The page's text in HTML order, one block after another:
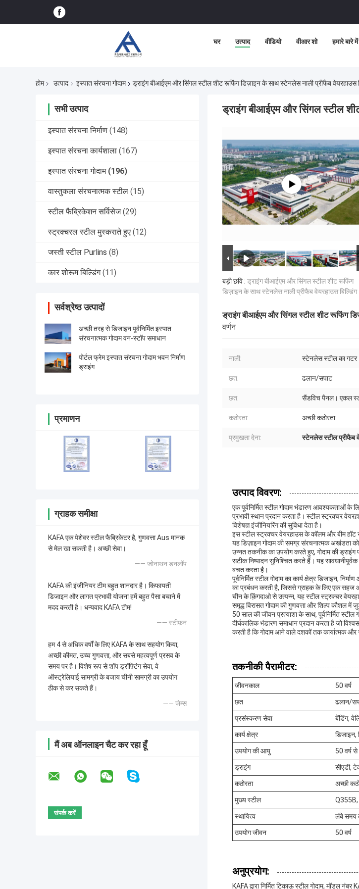
घर उत्पाद वीडियो वीआर शो हमारे बारे में
होम उत्पाद इस्पात संरचना गोदाम ड्राइंग बीआईएम और सिंगल स्टील शीट रूफिंग डिज़ाइन के साथ स्टेनलेस नाली प्रीफैब वेयरहाउस
सभी उत्पाद
इस्पात संरचना निर्माण (148)
इस्पात संरचना कार्यशाला (167)
इस्पात संरचना गोदाम (196)
वास्तुकला संरचनात्मक स्टील (15)
स्टील फैब्रिकेशन सर्विसेज (29)
स्ट्रक्चरल स्टील मुस्कराते हुए (12)
जस्ती स्टील Purlins (8)
कार शोरूम बिल्डिंग (11)
सर्वश्रेष्ठ उत्पादों
अच्छी तरह से डिजाइन पूर्वनिर्मित इस्पात
संरचनात्मक गोदाम वन-स्टॉप समाधान
पोर्टल फ्रेम इस्पात संरचना गोदाम भवन निर्माण
ड्राइंग
प्रमाणन
ग्राहक समीक्षा
KAFA एक पेशेवर स्टील फैब्रिकेटर है, गुणवत्ता Aus मानक
से मेल खा सकती है। अच्छी सेवा।
—— जोनाथन डनलॉप
KAFA की इंजीनियर टीम बहुत शानदार है। किफायती
डिजाइन और लागत प्रभावी योजना हमें बहुत पैसा बचाने में
मदद करती है। धन्यवाद KAFA टीम!
—— स्टीफ़न
हम 4 से अधिक वर्षों के लिए KAFA के साथ सहयोग किया,
अच्छी कीमत, उच्च गुणवत्ता, और सबसे महत्वपूर्ण प्रसव के
समय पर है। विशेष रूप से शॉप ड्रॉफ़्टिंग सेवा, वे
ऑस्ट्रेलियाई सामग्री के बजाय चीनी सामग्री का उपयोग
ठीक से कर सकते हैं।
—— जेम्स
मैं अब ऑनलाइन चैट कर रहा हूँ
ड्राइंग बीआईएम और सिंगल स्टील
बड़ी छवि : ड्राइंग बीआईएम और सिंगल स्टील शीट रूफिंग
डिज़ाइन के साथ स्टेनलेस नाली प्रीफैब वेयरहाउस बिल्डिंग
ड्राइंग बीआईएम और सिंगल स्टील शीट रूफिंग
वर्णन
नाली: स्टेनलेस स्टील का गटर
छत: ढलान/सपाट
छत: सैंडविच पैनल। एकल
कठोरता: अच्छी कठोरता
प्रमुखता देना: स्टेनलेस स्टील प्रीफैब
उत्पाद विवरण:
एक पूर्वनिर्मित स्टील गोदाम भंडारण आवश्यकताओं के
प्रभावी स्थान प्रदान करता है। स्टील स्ट्रक्चर
विशेषज्ञ इंजीनियरिंग की सुविधा देता है।
इस स्टील स्ट्रक्चर वेयरहाउस के कॉलम और बीम हॉट
यह डिज़ाइन गोदाम की समग्र संरचनात्मक अखंडता को
उन्नत तकनीक का उपयोग करते हुए, गोदाम की
सटीक निष्पादन सुनिश्चित करते हैं। यह
बचत करता है।
पूर्वनिर्मित स्टील गोदाम का कार्य क्षेत्र डिजाइन,
का प्रबंधन करती है, जिससे ग्राहक के लिए एक सहज
चीन के क़िंगदाओ से उत्पन्न, यह स्टील स्ट्रक्चर
समृद्ध विरासत गोदाम की गुणवत्ता और शिल्प कौशल में
50 साल की जीवन प्रत्याशा के साथ, पूर्वनिर्मित
दीर्घकालिक भंडारण समाधान प्रदान करता है जो
करती है कि गोदाम आने वाले दशकों तक कार्यात्मक और
तकनीकी पैरामीटर:
जीवनकाल 50 वर्ष
छत ढलान/
प्रसंस्करण सेवा बेंडिंग,
कार्य क्षेत्र डिजाइन,
उपयोग की आयु 50 वर्ष
ड्राइंग सीएडी,
कठोरता अच्छी
मुख्य स्टील
स्थायित्व लंबे समय
उपयोग जीवन 50 वर्ष
अनुप्रयोग:
KAFA द्वारा निर्मित टिकाऊ स्टील गोदाम, मॉडल